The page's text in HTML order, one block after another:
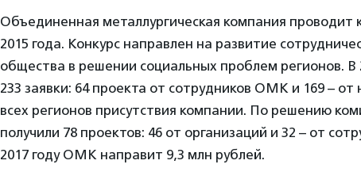
Объединенная металлургическая компания
2015 года. Конкурс направлен на развитие
общества в решении социальных проблем регионов. В
233 заявки: 64 проекта от сотрудников ОМК и 169 – от
всех регионов присутствия компании. По решению
получили 78 проектов: 46 от организаций и 32 – от
2017 году ОМК направит 9,3 млн рублей.